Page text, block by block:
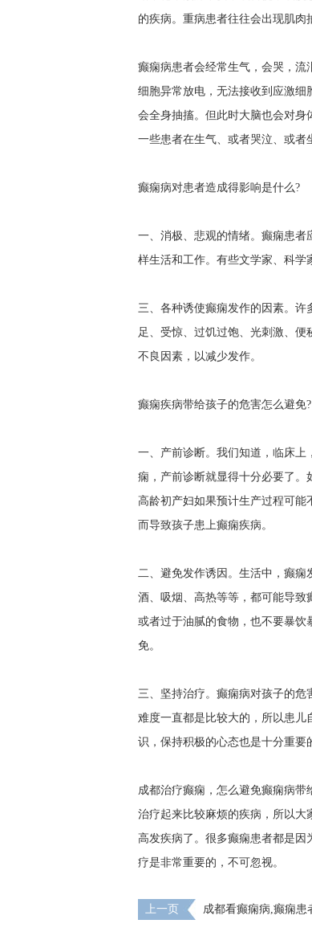
的疾病。重病患者往往会出现肌肉
癫痫病患者会经常生气，会哭，
细胞异常放电，无法接收到应激
会全身抽搐。但此时大脑也会对
一些患者在生气、或者哭泣、或者
癫痫病对患者造成得影响是什么?
一、消极、悲观的情绪。癫痫患
样生活和工作。有些文学家、科学
三、各种诱使癫痫发作的因素。许
足、受惊、过饥过饱、光刺激、
不良因素，以减少发作。
癫痫疾病带给孩子的危害怎么避免?
一、产前诊断。我们知道，临床
痫，产前诊断就显得十分必要了。
高龄初产妇如果预计生产过程可
而导致孩子患上癫痫疾病。
二、避免发作诱因。生活中，癫
酒、吸烟、高热等等，都可能导致
或者过于油腻的食物，也不要暴饮
免。
三、坚持治疗。癫痫病对孩子的危
难度一直都是比较大的，所以患
识，保持积极的心态也是十分重要
成都治疗癫痫，怎么避免癫痫病带
治疗起来比较麻烦的疾病，所以
高发疾病了。很多癫痫患者都是
疗是非常重要的，不可忽视。
上一页
成都看癫痫病,癫痫患